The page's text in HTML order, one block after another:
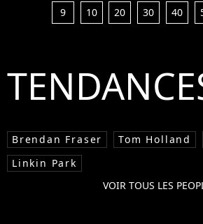
9
10 20 30 40
Brendan Fraser Tom Holland
Linkin Park
VOIR TOUS LES